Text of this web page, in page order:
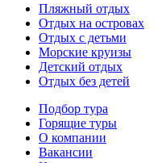
Пляжный отдых
Отдых на островах
Отдых с детьми
Морские круизы
Детский отдых
Отдых без детей
Подбор тура
Горящие туры
О компании
Вакансии